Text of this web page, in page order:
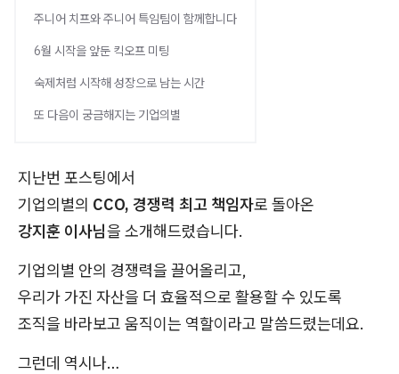
주니어 치프와 주니어 특임팀이 함께합니다
6월 시작을 앞둔 킥오프 미팅
숙제처럼 시작해 성장으로 남는 시간
또 다음이 궁금해지는 기업의별
지난번 포스팅에서
기업의별의 CCO, 경쟁력 최고 책임자로 돌아온
강지훈 이사님을 소개해드렸습니다.
기업의별 안의 경쟁력을 끌어올리고,
우리가 가진 자산을 더 효율적으로 활용할 수 있도록
조직을 바라보고 움직이는 역할이라고 말씀드렸는데요.
그런데 역시나…